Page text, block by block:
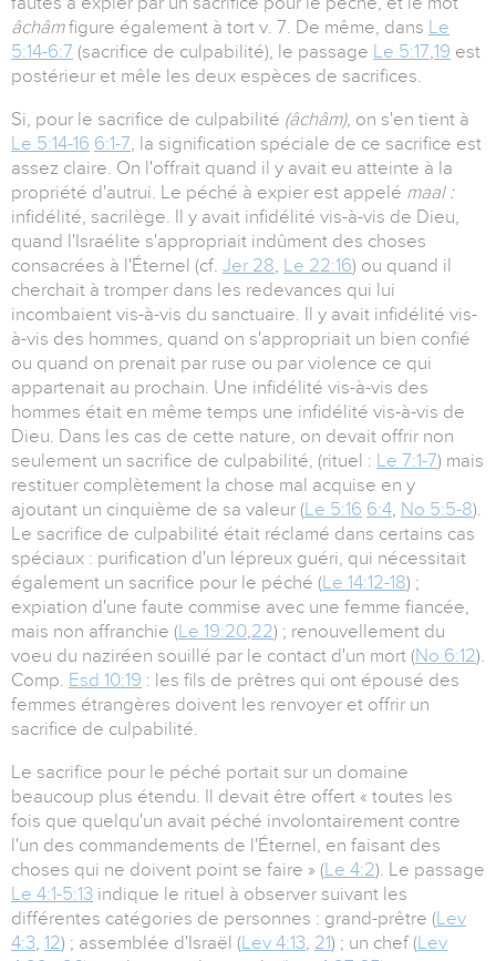
âchâmfigure également à tort v. 7. De même, dans Le
5:14-6:7 (sacrifice de culpabilité), le passage Le 5:17,19 est
postérieur et mêle les deux espèces de sacrifices.
Si, pour le sacrifice de culpabilité (âchâm), on s'en tient à
Le 5:14-16 6:1-7, la signification spéciale de ce sacrifice est
assez claire. On l'offrait quand il y avait eu atteinte à la
propriété d'autrui. Le péché à expier est appelé maal :
infidélité, sacrilège. Il y avait infidélité vis-à-vis de Dieu,
quand l'Israélite s'appropriait indûment des choses
consacrées à l'Éternel (cf. Jer 28, Le 22:16) ou quand il
cherchait à tromper dans les redevances qui lui
incombaient vis-à-vis du sanctuaire. Il y avait infidélité vis-
à-vis des hommes, quand on s'appropriait un bien confié
ou quand on prenait par ruse ou par violence ce qui
appartenait au prochain. Une infidélité vis-à-vis des
hommes était en même temps une infidélité vis-à-vis de
Dieu. Dans les cas de cette nature, on devait offrir non
seulement un sacrifice de culpabilité, (rituel : Le 7:1-7) mais
restituer complètement la chose mal acquise en y
ajoutant un cinquième de sa valeur (Le 5:16 6:4, No 5:5-8).
Le sacrifice de culpabilité était réclamé dans certains cas
spéciaux : purification d'un lépreux guéri, qui nécessitait
également un sacrifice pour le péché (Le 14:12-18) ;
expiation d'une faute commise avec une femme fiancée,
mais non affranchie (Le 19:20,22) ; renouvellement du
voeu du naziréen souillé par le contact d'un mort (No 6:12).
Comp. Esd 10:19 : les fils de prêtres qui ont épousé des
femmes étrangères doivent les renvoyer et offrir un
sacrifice de culpabilité.
Le sacrifice pour le péché portait sur un domaine
beaucoup plus étendu. Il devait être offert « toutes les
fois que quelqu'un avait péché involontairement contre
l'un des commandements de l'Éternel, en faisant des
choses qui ne doivent point se faire » (Le 4:2). Le passage
Le 4:1-5:13 indique le rituel à observer suivant les
différentes catégories de personnes : grand-prêtre (Lev
4:3, 12) ; assemblée d'Israël (Lev 4:13, 21) ; un chef (Lev